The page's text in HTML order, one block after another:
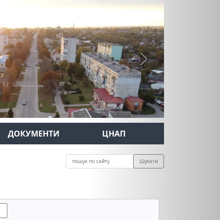
Next
ДОКУМЕНТИ ЦНАП
Шукати